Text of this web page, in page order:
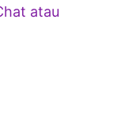
atau